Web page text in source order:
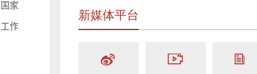
家
作
新媒体平台